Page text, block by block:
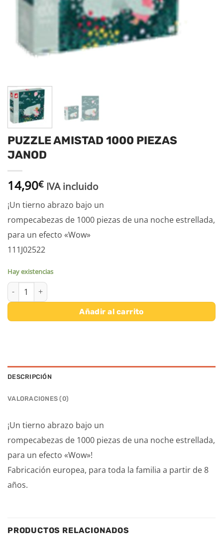
PUZZLE AMISTAD 1000 PIEZAS
JANOD
14,90€ IVA incluido
¡Un tierno abrazo bajo un
rompecabezas de 1000 piezas de una noche estrellada,
para un efecto «Wow»
111J02522
Hay existencias
PUZZLE AMISTAD 1000 PIEZAS JANOD cantidad
Añadir al carrito
DESCRIPCIÓN
VALORACIONES (0)
¡Un tierno abrazo bajo un
rompecabezas de 1000 piezas de una noche estrellada,
para un efecto «Wow»!
Fabricación europea, para toda la familia a partir de 8
años.
PRODUCTOS RELACIONADOS